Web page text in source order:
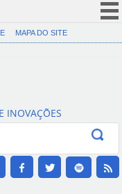
(COVID-19)
Canais
MAPA DO SITE
INOVAÇÕES